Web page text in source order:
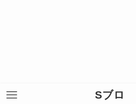
Sブロ